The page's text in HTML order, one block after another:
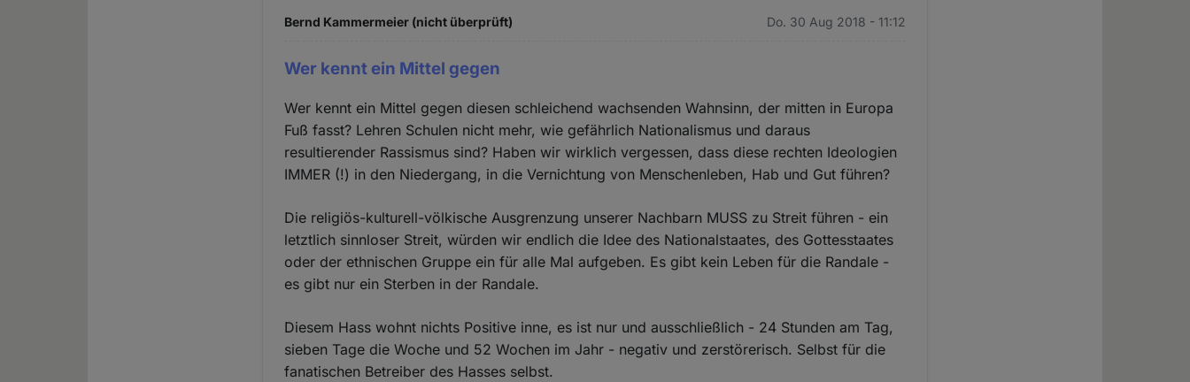
Bernd Kammermeier (nicht überprüft) Do. 30 Aug 2018 - 11:12
Wer kennt ein Mittel gegen
Wer kennt ein Mittel gegen diesen schleichend wachsenden Wahnsinn, der mitten in Europa
Fuß fasst? Lehren Schulen nicht mehr, wie gefährlich Nationalismus und daraus
resultierender Rassismus sind? Haben wir wirklich vergessen, dass diese rechten Ideologien
IMMER (!) in den Niedergang, in die Vernichtung von Menschenleben, Hab und Gut führen?
Die religiös-kulturell-völkische Ausgrenzung unserer Nachbarn MUSS zu Streit führen - ein
letztlich sinnloser Streit, würden wir endlich die Idee des Nationalstaates, des Gottesstaates
oder der ethnischen Gruppe ein für alle Mal aufgeben. Es gibt kein Leben für die Randale -
es gibt nur ein Sterben in der Randale.
Diesem Hass wohnt nichts Positive inne, es ist nur und ausschließlich - 24 Stunden am Tag,
sieben Tage die Woche und 52 Wochen im Jahr - negativ und zerstörerisch. Selbst für die
fanatischen Betreiber des Hasses selbst.